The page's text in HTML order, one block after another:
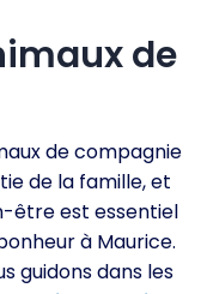
de
de compagnie
de la famille, et
être est essentiel
à Maurice.
guidons dans les